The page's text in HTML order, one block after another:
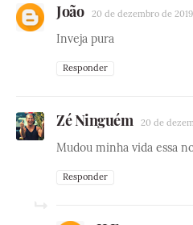
João 20 de dezembro de
Inveja pura
Responder
Zé Ninguém 20 de
Mudou minha vida essa
Responder